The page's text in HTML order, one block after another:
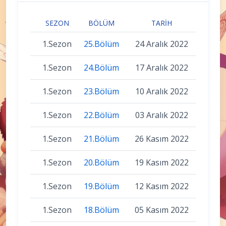
SEZON BÖLÜM TARIH
1.Sezon 25.Bölüm 24 Aralık 2022
1.Sezon 24.Bölüm 17 Aralık 2022
1.Sezon 23.Bölüm 10 Aralık 2022
1.Sezon 22.Bölüm 03 Aralık 2022
1.Sezon 21.Bölüm 26 Kasım 2022
1.Sezon 20.Bölüm 19 Kasım 2022
1.Sezon 19.Bölüm 12 Kasım 2022
1.Sezon 18.Bölüm 05 Kasım 2022